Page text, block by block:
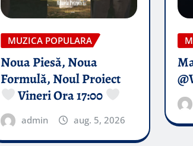
MUZICA POPULARA
Noua Piesă, Noua
Formulă, Noul Proiect
Vineri Ora 17:00
admin aug. 5, 2026